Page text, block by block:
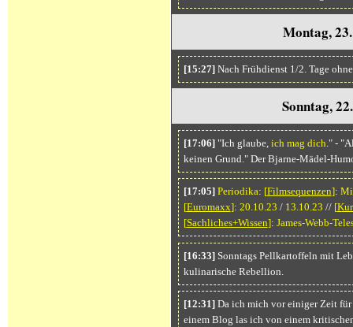
Montag,
[15:27]Nach Frühdienst 1/2. Tage
Sonntag,
[17:06]"Ich glaube, ich mag dich ." -
keinen Grund." Der Bjarne-Mädel-
[17:05] Periodika: [Filmsequenzen]:
[Euromaxx]: 20.10.23 / 13.10.23 // [
[Sachliches+Wissen]: James-Webb-
[16:33]Sonntags Pellkartoffeln mit
kulinarische Rebellion.
[12:31]Da ich mich vor einiger Zeit
einem Blog las ich von einem